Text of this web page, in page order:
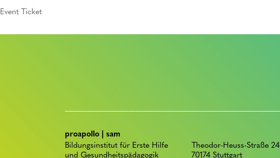
Event Ticket
proapollo | sam
Bildungsinstitut für Erste Hilfe
und Gesundheitspädagogik
Theodor-Heuss-Straße 24
70174 Stuttgart